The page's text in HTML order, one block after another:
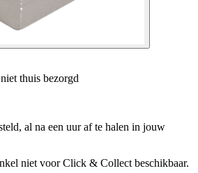
thuis bezorgd
al na een uur af te halen in jouw
niet voor Click & Collect beschikbaar.